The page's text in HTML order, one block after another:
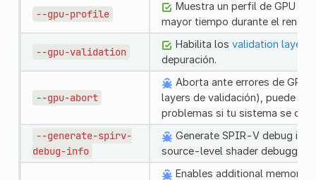
--gpu-profile
Muestra un perfil de GPU
mayor tiempo durante el
--gpu-validation
Habilita los validation layers
depuración.
--gpu-abort
Aborta ante errores de GPU
layers de validación), puede
problemas si tu sistema se
--generate-spirv-
debug-info
Generate SPIR-V debug
source-level shader debugging
Enables additional memory